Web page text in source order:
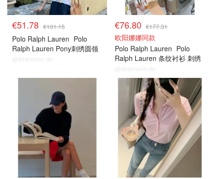
€51.78 €101.15
Polo Ralph Lauren Polo
Ralph Lauren Pony刺绣圆领
T恤
@dealmoon.de
€76.80 €177.31
欧阳娜娜同款
Polo Ralph Lauren Polo
Ralph Lauren 条纹衬衫 刺绣
Logo
@dealmoon.de